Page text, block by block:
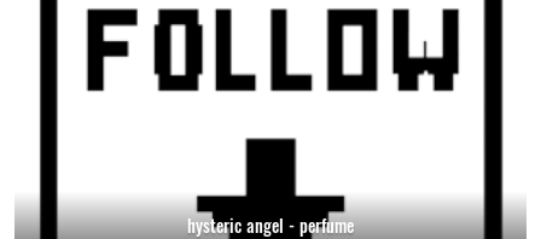
hysteric angel - perfume